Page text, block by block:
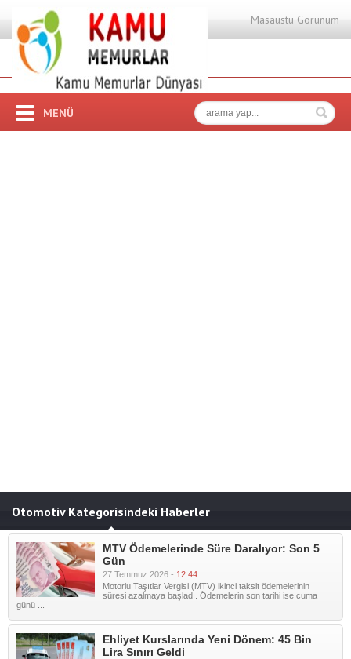
Masaüstü Görünüm
MENÜ
Otomotiv Kategorisindeki Haberler
MTV Ödemelerinde Süre Daralıyor: Son 5
Gün
27 Temmuz 2026 - 12:44
Motorlu Taşıtlar Vergisi (MTV) ikinci taksit ödemelerinin
süresi azalmaya başladı. Ödemelerin son tarihi ise cuma
günü ...
Ehliyet Kurslarında Yeni Dönem: 45 Bin
Lira Sınırı Geldi